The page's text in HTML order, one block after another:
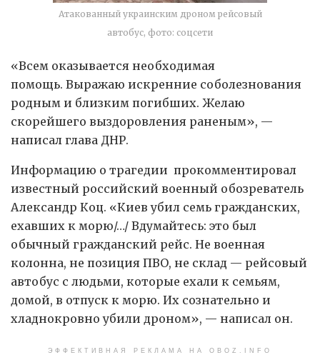
Атакованный украинским дроном рейсовый
автобус, фото: соцсети
«Всем оказывается необходимая
помощь. Выражаю искренние соболезнования
родным и близким погибших. Желаю
скорейшего выздоровления раненым», —
написал глава ДНР.
Информацию о трагедии прокомментировал
известный российский военный обозреватель
Александр Коц. «Киев убил семь гражданских,
ехавших к морю/…/ Вдумайтесь: это был
обычный гражданский рейс. Не военная
колонна, не позиция ПВО, не склад — рейсовый
автобус с людьми, которые ехали к семьям,
домой, в отпуск к морю. Их сознательно и
хладнокровно убили дроном», — написал он.
ЭФФЕКТИВНАЯ РЕКЛАМА НА OBOZ.INFO